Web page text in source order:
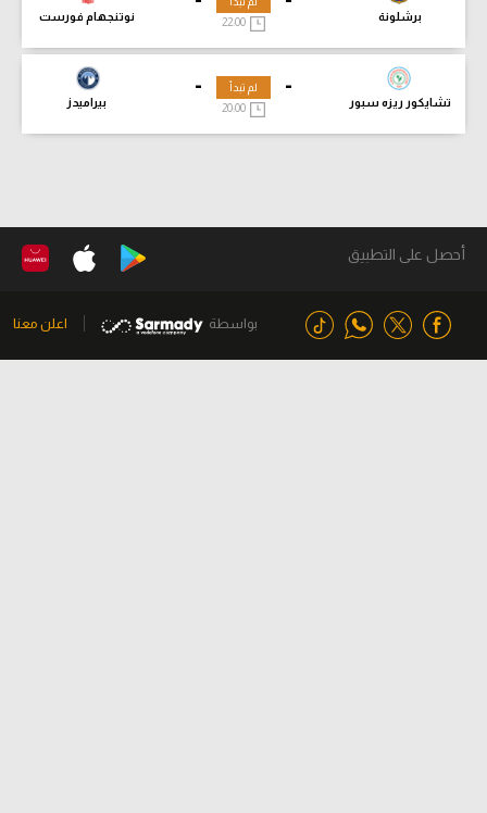
برشلونة نوتنجهام فورست
-
تشايكور ريزه سبور
-
بيراميدز
لم تبدأ
أحصل على التطبيق
بواسطة اعلن معنا